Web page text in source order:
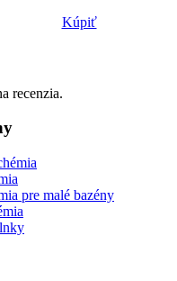
Kúpiť
recenzia.
pre malé bazény